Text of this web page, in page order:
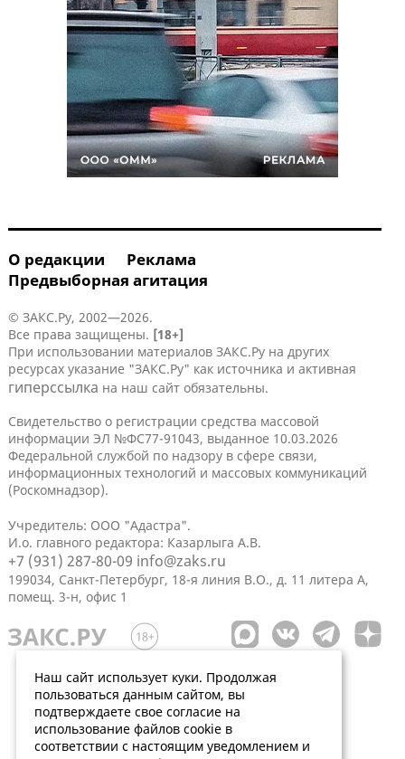
О редакции
Реклама
Предвыборная агитация
© ЗАКС.Ру, 2002—2026.
Все права защищены. [18+]
При использовании материалов ЗАКС.Ру на других
ресурсах указание "ЗАКС.Ру" как источника и активная
гиперссылка на наш сайт обязательны.
Свидетельство о регистрации средства массовой
информации ЭЛ №ФС77-91043, выданное 10.03.2026
Федеральной службой по надзору в сфере связи,
информационных технологий и массовых коммуникаций
(Роскомнадзор).
Учредитель: ООО "Адастра".
И.о. главного редактора: Казарлыга А.В.
+7 (931) 287-80-09 info@zaks.ru
199034, Санкт-Петербург, 18-я линия В.О., д. 11 литера А,
помещ. 3-н, офис 1
Наш сайт использует куки. Продолжая
пользоваться данным сайтом, вы
подтверждаете свое согласие на
использование файлов cookie в
соответствии с настоящим уведомлением и